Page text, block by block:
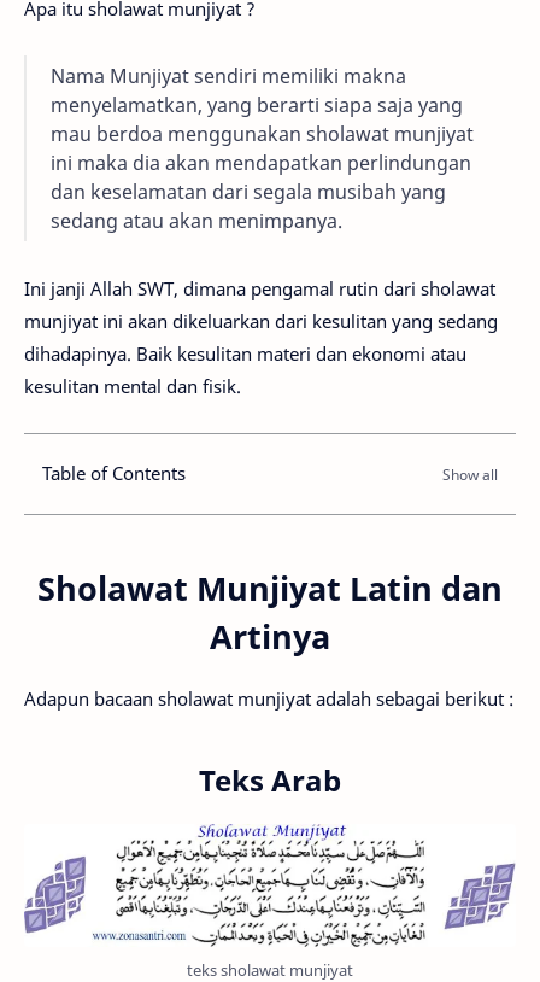
Apa itu sholawat munjiyat ?
Nama Munjiyat sendiri memiliki makna
menyelamatkan, yang berarti siapa saja yang
mau berdoa menggunakan sholawat munjiyat
ini maka dia akan mendapatkan perlindungan
dan keselamatan dari segala musibah yang
sedang atau akan menimpanya.
Ini janji Allah SWT, dimana pengamal rutin dari sholawat
munjiyat ini akan dikeluarkan dari kesulitan yang sedang
dihadapinya. Baik kesulitan materi dan ekonomi atau
kesulitan mental dan fisik.
Table of Contents
Sholawat Munjiyat Latin dan
Artinya
Adapun bacaan sholawat munjiyat adalah sebagai berikut :
Teks Arab
teks sholawat munjiyat